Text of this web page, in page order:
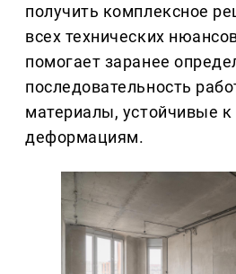
получить комплексное
всех технических
помогает заранее
последовательность
материалы, устойчивые
деформациям.